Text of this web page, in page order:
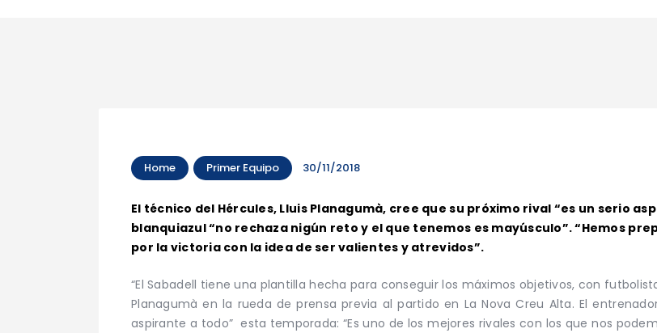
Home Primer Equipo 30/11/2018
El técnico del Hércules, Lluis Planagumà, cree que su próximo rival “es un serio
blanquiazul “no rechaza nigún reto y el que tenemos es mayúsculo”. “Hemos
por la victoria con la idea de ser valientes y atrevidos”.
“El Sabadell tiene una plantilla hecha para conseguir los máximos objetivos, con
Planagumà en la rueda de prensa previa al partido en La Nova Creu Alta. El
aspirante a todo” esta temporada: “Es uno de los mejores rivales con los que nos